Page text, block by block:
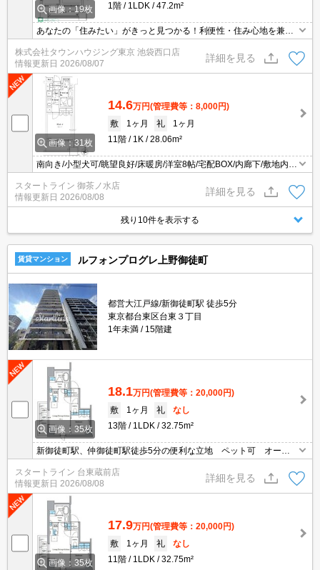
画像：19枚 1階 1LDK 47.2m²
あなたの「住みたい」がきっと見つかる！利便性・住み心地を兼ね
揃えた賃貸物件！お気軽にご相談ください。お部屋探しはタウンハ
ウジングへお任せください！
株式会社タウンハウジング東京 池袋西口店
情報更新日 2026/08/07
詳細を見る
画像：31枚
14.6万円(管理費等：8,000円)
敷
1ヶ月 礼
1ヶ月
11階
1K 28.06m²
南向き/小型犬可/眺望良好/床暖房/洋室8帖/宅配BOX/内廊下/敷地内ゴ
ミ置き/御茶ノ水駅徒歩8分
スタートライン 御茶ノ水店
情報更新日 2026/08/08
詳細を見る
残り10件を表示する
賃貸マンション ルフォンプログレ上野御徒町
都営大江戸線/新御徒町駅 徒歩5分
東京都台東区台東３丁目
1年未満
15階建
画像：35枚
18.1万円(管理費等：20,000円)
敷
1ヶ月 礼
なし
13階
1LDK 32.75m²
新御徒町駅、仲御徒町駅徒歩5分の便利な立地 ペット可 オート
ロック 宅配ボックス有
スタートライン 台東蔵前店
情報更新日 2026/08/08
詳細を見る
画像：35枚
17.9万円(管理費等：20,000円)
敷
1ヶ月 礼
なし
11階
1LDK 32.75m²